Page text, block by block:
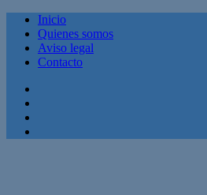
Inicio
Quienes somos
Aviso legal
Contacto